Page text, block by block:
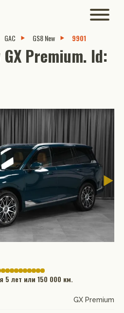
GAC GS8 New 9901
GX Premium. Id:
5 лет или 150 000 км.
GX Premium